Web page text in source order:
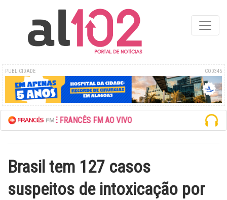
PUBLICIDADE COD345
A REDE FRANCÊS FM AO VIVO
Brasil tem 127 casos
suspeitos de intoxicação por